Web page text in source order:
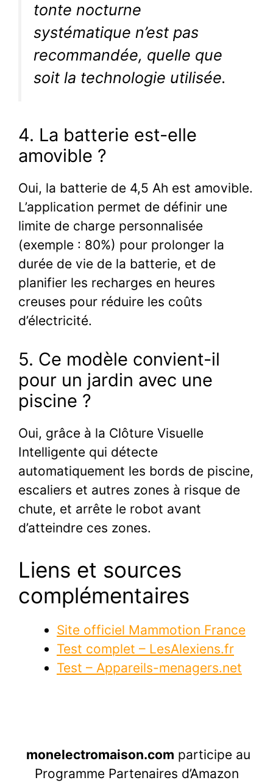
tonte nocturne
systématique n’est pas
recommandée, quelle que
soit la technologie utilisée.
4. La batterie est-elle
amovible ?
Oui, la batterie de 4,5 Ah est amovible.
L’application permet de définir une
limite de charge personnalisée
(exemple : 80%) pour prolonger la
durée de vie de la batterie, et de
planifier les recharges en heures
creuses pour réduire les coûts
d’électricité.
5. Ce modèle convient-il
pour un jardin avec une
piscine ?
Oui, grâce à la Clôture Visuelle
Intelligente qui détecte
automatiquement les bords de piscine,
escaliers et autres zones à risque de
chute, et arrête le robot avant
d’atteindre ces zones.
Liens et sources
complémentaires
Site officiel Mammotion France
Test complet – LesAlexiens.fr
Test – Appareils-menagers.net
monelectromaison.com participe au
Programme Partenaires d’Amazon